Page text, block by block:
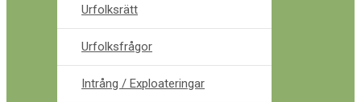
Urfolksrätt
Urfolksfrågor
Intrång / Exploateringar